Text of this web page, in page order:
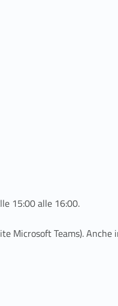
15:00 alle 16:00.
Microsoft Teams).